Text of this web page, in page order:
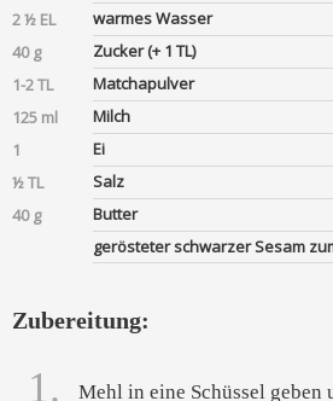
2 ½ EL
warmes Wasser
40 g
Zucker (+ 1 TL)
1-2 TL
Matchapulver
125 ml
Milch
1
Ei
½ TL
Salz
40 g
Butter
gerösteter schwarzer Sesam
Zubereitung:
1.
Mehl in eine Schüssel geben